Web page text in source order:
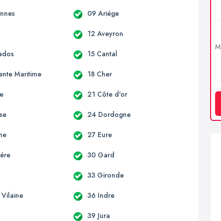
09 Ariége
12 Aveyron
15 Cantal
Maritime 18 Cher
21 Côte d'or
24 Dordogne
27 Eure
30 Gard
33 Gironde
36 Indre
39 Jura